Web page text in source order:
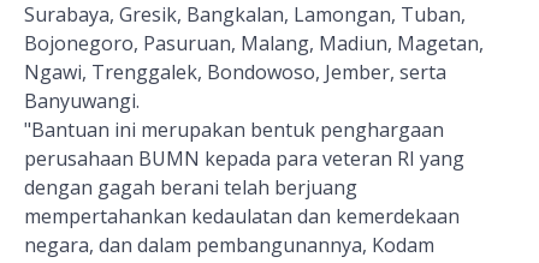
Surabaya, Gresik, Bangkalan, Lamongan, Tuban,
Bojonegoro, Pasuruan, Malang, Madiun, Magetan,
Ngawi, Trenggalek, Bondowoso, Jember, serta
Banyuwangi.
"Bantuan ini merupakan bentuk penghargaan
perusahaan BUMN kepada para veteran RI yang
dengan gagah berani telah berjuang
mempertahankan kedaulatan dan kemerdekaan
negara, dan dalam pembangunannya, Kodam